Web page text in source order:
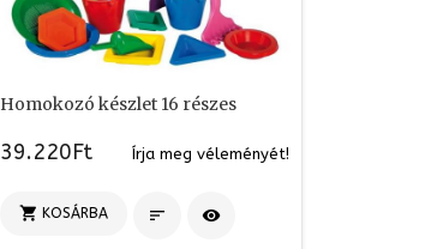
Homokozó készlet 16 részes
39.220Ft Írja meg véleményét!
 KOSÁRBA  